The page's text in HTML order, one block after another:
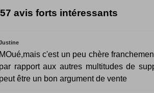
57 avis forts intéressants
c'est un peu chère
rapport aux autres multitudes de
être un bon argument de vente